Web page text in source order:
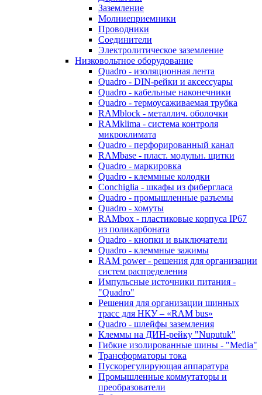
Заземление
Молниеприемники
Проводники
Соединители
Электролитическое заземление
Низковольтное оборудование
Quadro - изоляционная лента
Quadro - DIN-рейки и аксессуары
Quadro - кабельные наконечники
Quadro - термоусаживаемая трубка
RAMblock - металлич. оболочки
RAMklima - система контроля
микроклимата
Quadro - перфорированный канал
RAMbase - пласт. модульн. щитки
Quadro - маркировка
Quadro - клеммные колодки
Conchiglia - шкафы из фибергласа
Quadro - промышленные разъемы
Quadro - хомуты
RAMbox - пластиковые корпуса IP67
из поликарбоната
Quadro - кнопки и выключатели
Quadro - клеммные зажимы
RAM power - решения для организации
систем распределения
Импульсные источники питания -
"Quadro"
Решения для организации шинных
трасс для НКУ – «RAM bus»
Quadro - шлейфы заземления
Клеммы на ДИН-рейку "Nuputuk"
Гибкие изолированные шины - "Media"
Трансформаторы тока
Пускорегулирующая аппаратура
Промышленные коммутаторы и
преобразователи